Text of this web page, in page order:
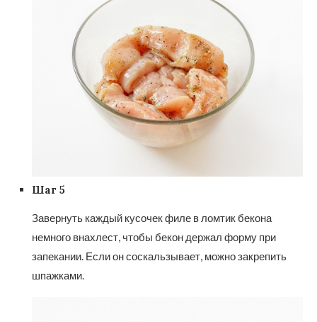
Шаг 5
Завернуть каждый кусочек филе в ломтик бекона
немного внахлест, чтобы бекон держал форму при
запекании. Если он соскальзывает, можно закрепить
шпажками.